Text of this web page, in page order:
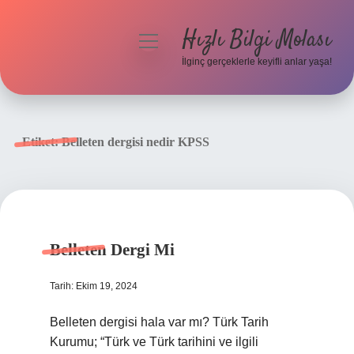
menüyüHızlı Bilgi Molası
İlginç gerçeklerle keyifli anlar yaşa!
Etiket:Belleten dergisi nedir KPSS
Belleten Dergi Mi
Tarih: Ekim 19, 2024
Belleten dergisi hala var mı? Türk Tarih
Kurumu; “Türk ve Türk tarihini ve ilgili